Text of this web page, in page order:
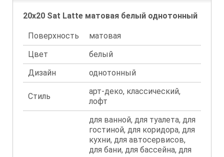
20x20 Sat Latte матовая белый однотонный
Поверхность
матовая
Цвет
белый
Дизайн
однотонный
Стиль
арт-деко, классический,
лофт
для ванной, для туалета, для
гостиной, для коридора, для
кухни, для автосервисов,
для бани, для бассейна, для